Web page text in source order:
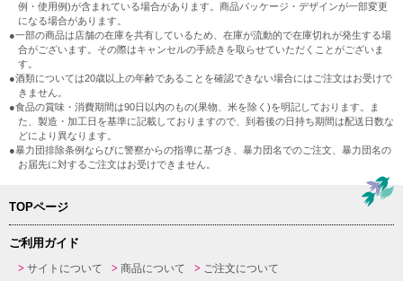
例・使用例)が含まれている場合があります。商品パッケージ・デザインが一部変更
になる場合があります。
●一部の商品は店舗の在庫を共有しているため、在庫が流動的で在庫切れが発生する場
合がございます。その際はキャンセルの手続きを取らせていただくことがございま
す。
●酒類については20歳以上の年齢であることを確認できない場合にはご注文はお受けで
きません。
●食品の賞味・消費期間は90日以内のもの(果物、米を除く)を明記しております。ま
た、製造・加工日を基準に記載しておりますので、到着後の日持ち期間は配送日数な
どにより異なります。
●暴力団排除条例ならびに警察からの指導に基づき、暴力団名でのご注文、暴力団名の
お届先に対するご注文はお受けできません。
TOPページ
ご利用ガイド
サイトについて 商品について
ご注文について